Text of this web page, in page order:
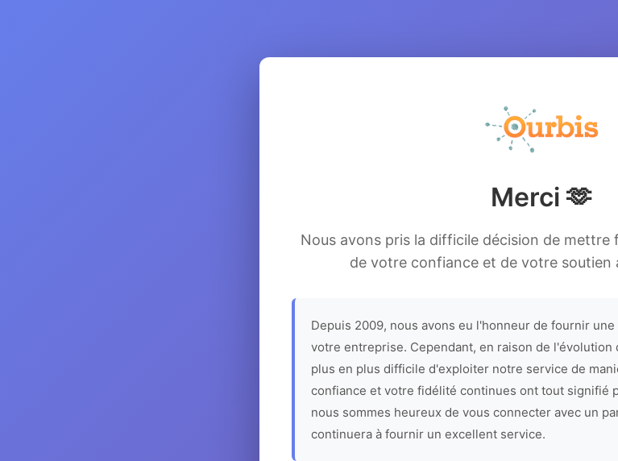
Merci 🫶
Nous avons pris la difficile décision de mettre
de votre confiance et de votre soutien
Depuis 2009, nous avons eu l'honneur de fournir
votre entreprise. Cependant, en raison de l'évolution
plus en plus difficile d'exploiter notre service de
confiance et votre fidélité continues ont tout signifié
nous sommes heureux de vous connecter avec un
continuera à fournir un excellent service.